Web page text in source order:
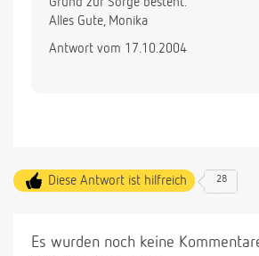
Alles Gute, Monika
Antwort vom 17.10.2004
Diese Antwort ist hilfreich 28
Es wurden noch keine